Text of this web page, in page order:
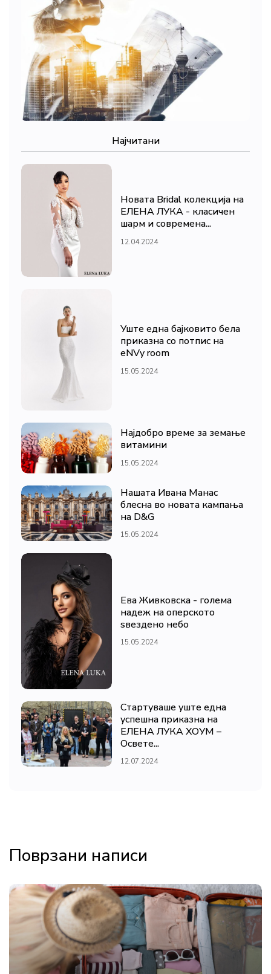
Најчитани
Новата Bridal колекција на
ЕЛЕНА ЛУКА - класичен
шарм и современа...
12.04.2024
Уште една бајковито бела
приказна со потпис на
eNVy room
15.05.2024
Најдобро време за земање
витамини
15.05.2024
Нашата Ивана Манас
блесна во новата кампања
на D&G
15.05.2024
Ева Живковска - голема
надеж на оперското
ѕвездено небо
15.05.2024
Стартуваше уште една
успешна приказна на
ЕЛЕНА ЛУКА ХОУМ –
Освете...
12.07.2024
Поврзани написи